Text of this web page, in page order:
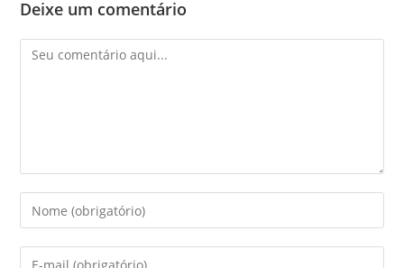
Deixe um comentário